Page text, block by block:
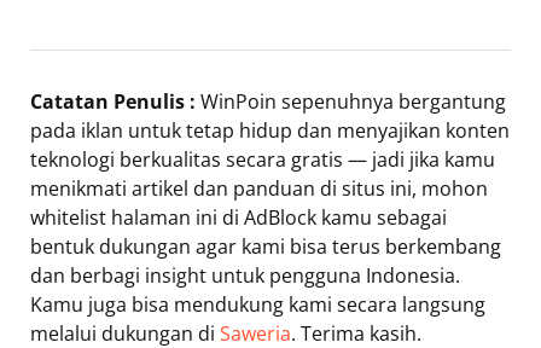
Catatan Penulis : WinPoin sepenuhnya bergantung
pada iklan untuk tetap hidup dan menyajikan konten
teknologi berkualitas secara gratis — jadi jika kamu
menikmati artikel dan panduan di situs ini, mohon
whitelist halaman ini di AdBlock kamu sebagai
bentuk dukungan agar kami bisa terus berkembang
dan berbagi insight untuk pengguna Indonesia.
Kamu juga bisa mendukung kami secara langsung
melalui dukungan di Saweria. Terima kasih.